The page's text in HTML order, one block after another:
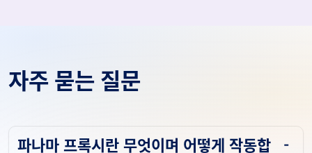
자주 묻는 질문
파나마 프록시란 무엇이며 어떻게 작동합